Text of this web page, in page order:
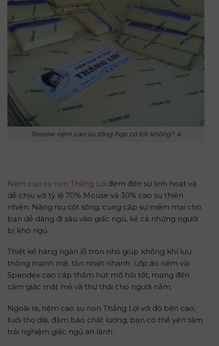
Review nệm cao su tổng hợp có tốt không? 4
Nệm cao su non Thắng Lợi đem đến sự linh hoạt và
dễ chịu với tỷ lệ 70% Mouse và 30% cao su thiên
nhiên. Nâng niu cột sống, cung cấp sự mềm mại cho
bạn dễ dàng đi sâu vào giấc ngủ, kẻ cả những người
bị khó ngủ.
Thiết kế hàng ngàn lỗ tròn nhỏ giúp không khí lưu
thông mạnh mẽ, tản nhiệt nhanh. Lớp áo nệm vải
Spandex cao cấp thấm hút mồ hôi tốt, mang đến
cảm giác mát mẻ và thư thái cho người nằm.
Ngoài ra, nệm cao su non Thắng Lợi với độ bền cao,
tuổi thọ dài, đảm bảo chất lượng, bạn có thể yên tâm
trải nghiệm giấc ngủ an lành.